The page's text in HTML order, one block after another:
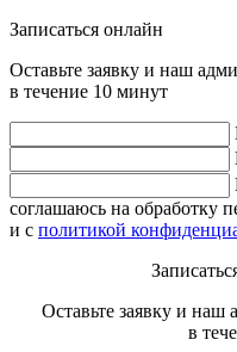
Записаться онлайн
Оставьте заявку и наш
в течение 10 минут
соглашаюсь на обработку
и с политикой
Оставьте заявку и наш
в